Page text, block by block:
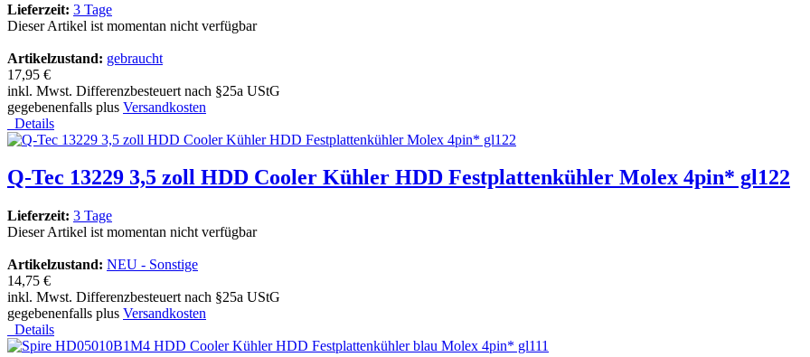
Lieferzeit: 3 Tage
Dieser Artikel ist momentan nicht verfügbar
Artikelzustand: gebraucht
17,95 €
inkl. Mwst. Differenzbesteuert nach §25a UStG
gegebenenfalls plus Versandkosten
Details
Q-Tec 13229 3,5 zoll HDD Cooler Kühler HDD Festplattenkühler Molex 4pin* gl122
Lieferzeit: 3 Tage
Dieser Artikel ist momentan nicht verfügbar
Artikelzustand: NEU - Sonstige
14,75 €
inkl. Mwst. Differenzbesteuert nach §25a UStG
gegebenenfalls plus Versandkosten
Details